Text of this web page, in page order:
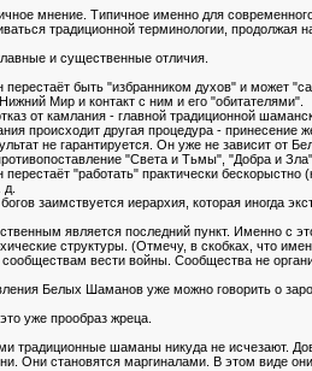
мнение. Типичное именно для
традиционной терминологии,
и существенные отличия.
быть "избранником духов" и может
Мир и контакт с ним и его "обитателями".
от камлания - главной традиционной
происходит другая процедура -
не гарантируется. Он уже не зависит от
"Света и Тьмы", "Добра и
"работать" практически бескорыстно
заимствуется иерархия, которая иногда
является последний пункт. Именно с
структуры. (Отмечу, в скобках, что
сообществам вести войны. Сообщества не
Белых Шаманов уже можно говорить о
уже прообраз жреца.
традиционные шаманы никуда не исчезают.
Они становятся маргиналами. В этом виде